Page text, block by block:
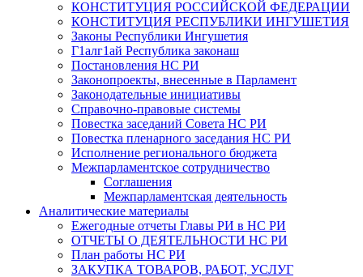
КОНСТИТУЦИЯ РОССИЙСКОЙ ФЕДЕРАЦИИ
КОНСТИТУЦИЯ РЕСПУБЛИКИ ИНГУШЕТИЯ
Законы Республики Ингушетия
Г1алг1ай Республика законаш
Постановления НС РИ
Законопроекты, внесенные в Парламент
Законодательные инициативы
Справочно-правовые системы
Повестка заседаний Совета НС РИ
Повестка пленарного заседания НС РИ
Исполнение регионального бюджета
Межпарламентское сотрудничество
Соглашения
Межпарламентская деятельность
Аналитические материалы
Ежегодные отчеты Главы РИ в НС РИ
ОТЧЕТЫ О ДЕЯТЕЛЬНОСТИ НС РИ
План работы НС РИ
ЗАКУПКА ТОВАРОВ, РАБОТ, УСЛУГ